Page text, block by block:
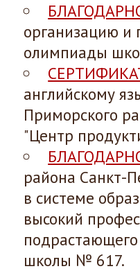
организацию и
олимпиады
английскому
Приморского
"Центр
района Санкт-
в системе
высокий
школы № 617.